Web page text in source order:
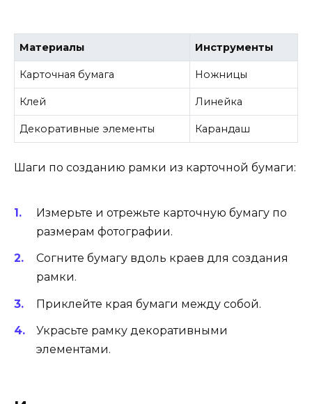
Материалы Инструменты
Карточная бумага Ножницы
Клей Линейка
Декоративные элементы Карандаш
Шаги по созданию рамки из карточной бумаги:
Измерьте и отрежьте карточную бумагу по
размерам фотографии.
Согните бумагу вдоль краев для создания
рамки.
Приклейте края бумаги между собой.
Украсьте рамку декоративными
элементами.